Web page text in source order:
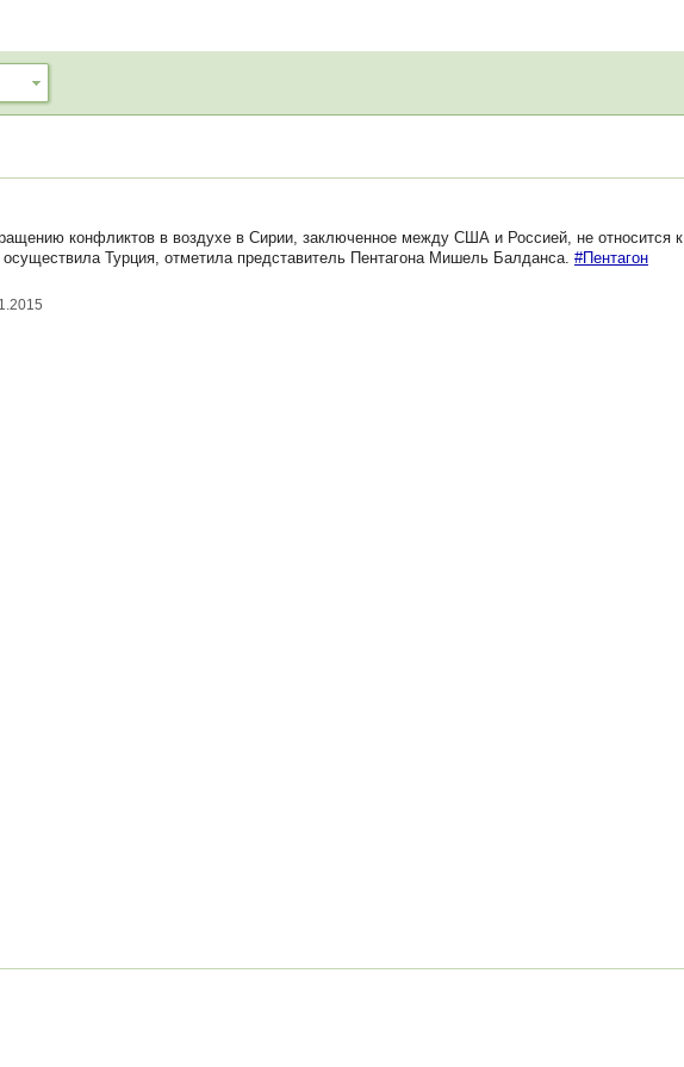
конфликтов в воздухе в Сирии, заключенное между США и Россией, не относится к
Турция, отметила представитель Пентагона Мишель Балданса. #Пентагон